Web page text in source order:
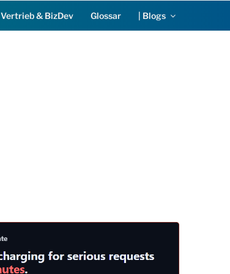
Vertrieb & BizDev Glossar | Blogs